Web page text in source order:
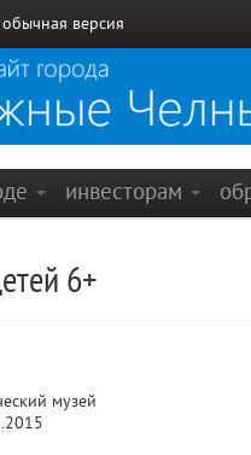
обычная версия
инвесторам
6+
музей